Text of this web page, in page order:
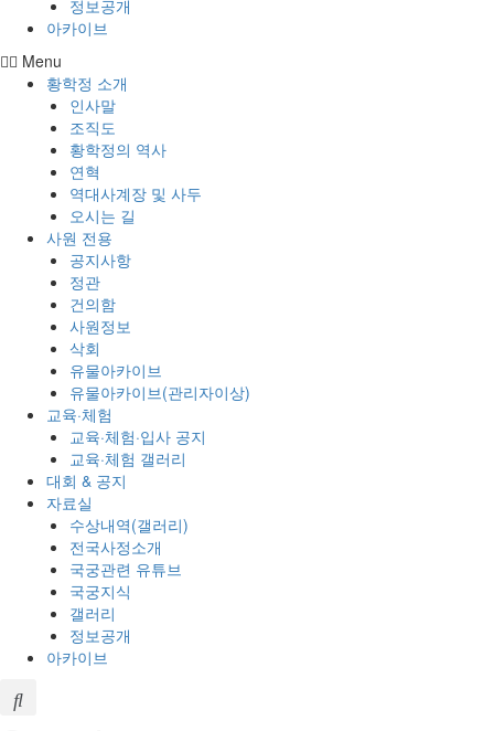
정보공개
아카이브
Menu
황학정 소개
인사말
조직도
황학정의 역사
연혁
역대사계장 및 사두
오시는 길
사원 전용
공지사항
정관
건의함
사원정보
삭회
유물아카이브
유물아카이브(관리자이상)
교육·체험
교육·체험·입사 공지
교육·체험 갤러리
대회 & 공지
자료실
수상내역(갤러리)
전국사정소개
국궁관련 유튜브
국궁지식
갤러리
정보공개
아카이브